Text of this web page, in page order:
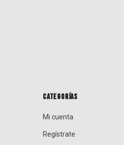
CATEGORÍAS
Mi cuenta
Regístrate